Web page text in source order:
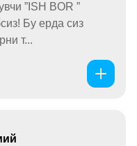
”ISH BOR ”
Бу ерда сиз
т...